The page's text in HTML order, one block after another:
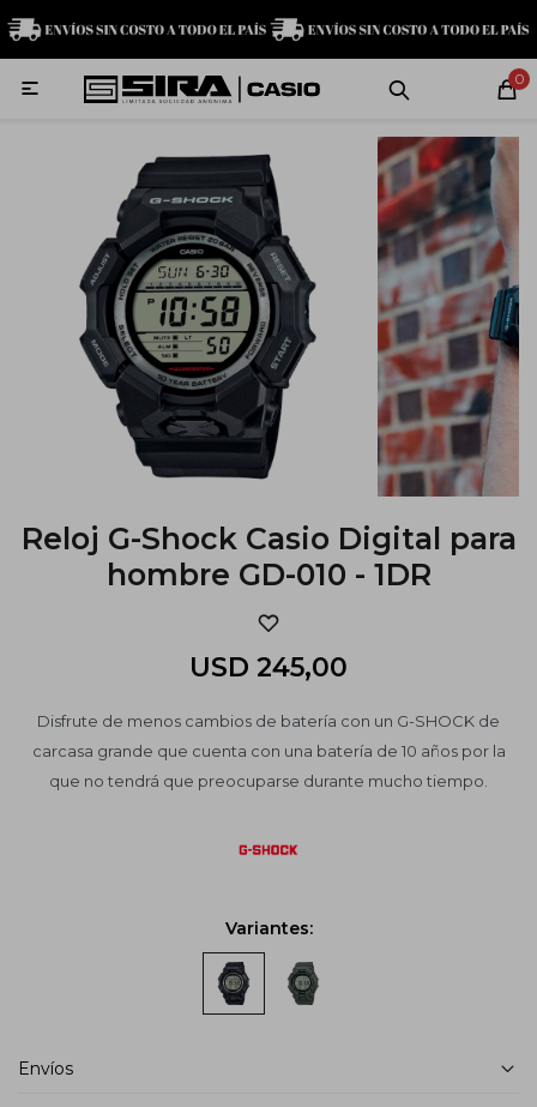
0

Reloj G-Shock Casio Digital para
hombre GD-010 - 1DR
USD 245,00
Disfrute de menos cambios de batería con un G-SHOCK de
carcasa grande que cuenta con una batería de 10 años por la
que no tendrá que preocuparse durante mucho tiempo.
Variantes:
Envíos
MI CUENTA
Relojes Servicio técnico Contacto
G-Shock
Baby-G
Edifice